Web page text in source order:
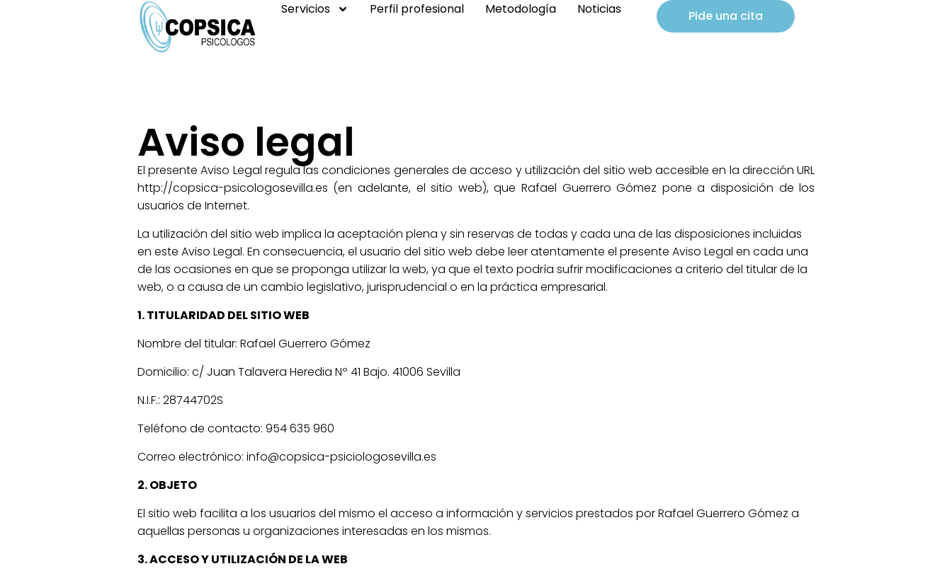
Servicios Perfil profesional Metodología Noticias Pide una cita
Aviso legal
El presente Aviso Legal regula las condiciones generales de acceso y utilización del sitio web accesible en la dirección URL
http://copsica-psicologosevilla.es (en adelante, el sitio web), que Rafael Guerrero Gómez pone a disposición de los
usuarios de Internet.
La utilización del sitio web implica la aceptación plena y sin reservas de todas y cada una de las disposiciones incluidas
en este Aviso Legal. En consecuencia, el usuario del sitio web debe leer atentamente el presente Aviso Legal en cada una
de las ocasiones en que se proponga utilizar la web, ya que el texto podría sufrir modificaciones a criterio del titular de la
web, o a causa de un cambio legislativo, jurisprudencial o en la práctica empresarial.
1. TITULARIDAD DEL SITIO WEB
Nombre del titular: Rafael Guerrero Gómez
Domicilio: c/ Juan Talavera Heredia Nº 41 Bajo. 41006 Sevilla
N.I.F.: 28744702S
Teléfono de contacto: 954 635 960
Correo electrónico: info@copsica-psiciologosevilla.es
2. OBJETO
El sitio web facilita a los usuarios del mismo el acceso a información y servicios prestados por Rafael Guerrero Gómez a
aquellas personas u organizaciones interesadas en los mismos.
3. ACCESO Y UTILIZACIÓN DE LA WEB